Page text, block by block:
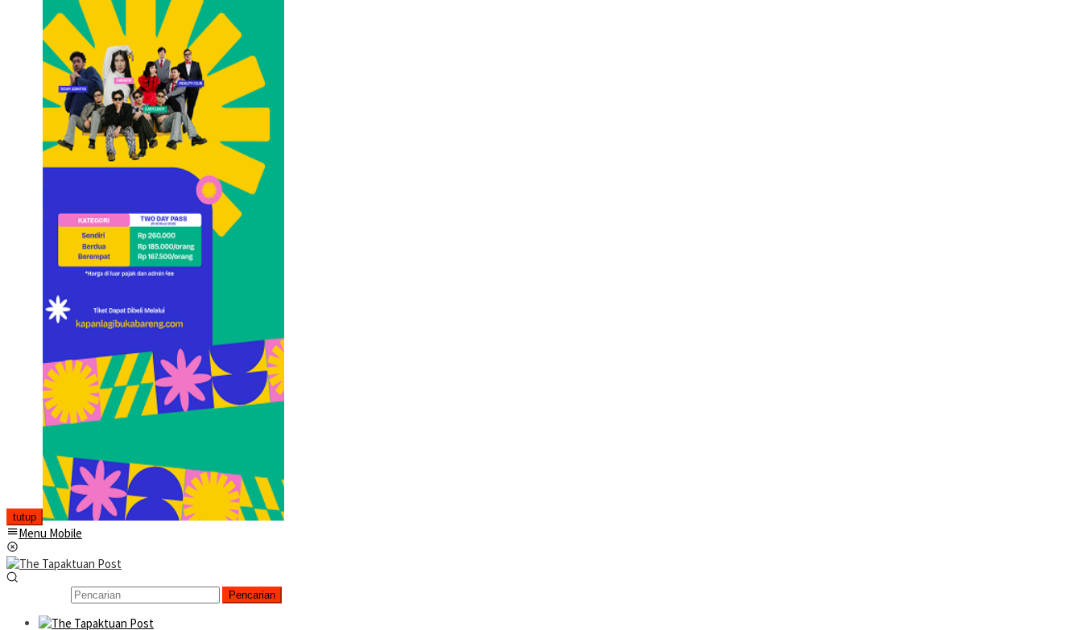
tutup
Menu Mobile
Pencarian